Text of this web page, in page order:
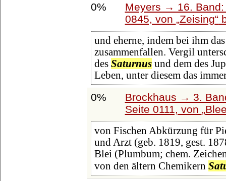
0%
Meyers → 16.
0845, von Zeising
und eherne, indem bei ihm
zusammenfallen. Vergil
des Saturnusund dem des
Leben, unter diesem das
0%
Brockhaus → 3.
Seite 0111, von
von Fischen Abkürzung für
und Arzt (geb. 1819, gest.
Blei (Plumbum; chem.
von den ältern Chemikern